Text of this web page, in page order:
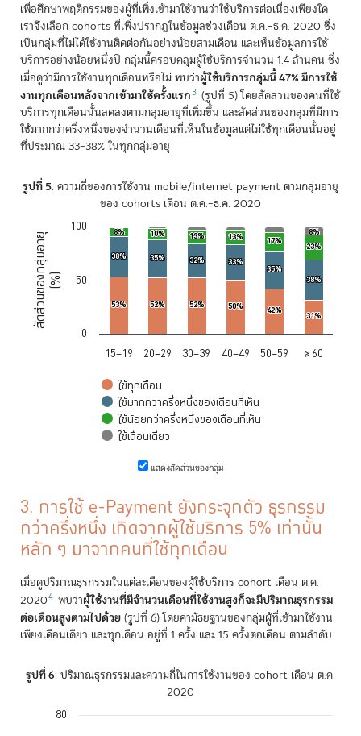
เพื่อศึกษาพฤติกรรมของผู้ที่เพิ่งเข้ามาใช้งานว่าใช้บริการต่อเนื่องเพียงใด
เราจึงเลือก cohorts ที่เพิ่งปรากฏในข้อมูลช่วงเดือน ต.ค.–ธ.ค. 2020 ซึ่ง
เป็นกลุ่มที่ไม่ได้ใช้งานติดต่อกันอย่างน้อยสามเดือน และเห็นข้อมูลการใช้
บริการอย่างน้อยหนึ่งปี กลุ่มนี้ครอบคลุมผู้ใช้บริการจำนวน 1.4 ล้านคน ซึ่ง
เมื่อดูว่ามีการใช้งานทุกเดือนหรือไม่ พบว่าผู้ใช้บริการกลุ่มนี้ 47% มีการใช้
งานทุกเดือนหลังจากเข้ามาใช้ครั้งแรก3 (รูปที่ 5) โดยสัดส่วนของคนที่ใช้
บริการทุกเดือนนั้นลดลงตามกลุ่มอายุที่เพิ่มขึ้น และสัดส่วนของกลุ่มที่มีการ
ใช้มากกว่าครึ่งหนึ่งของจำนวนเดือนที่เห็นในข้อมูลแต่ไม่ใช้ทุกเดือนนั้นอยู่
ที่ประมาณ 33–38% ในทุกกลุ่มอายุ
รูปที่ 5: ความถี่ของการใช้งาน mobile/internet payment ตามกลุ่มอายุ
ของ cohorts เดือน ต.ค.–ธ.ค. 2020
Chart
Bar chart with 4 data series.
The chart has 1 X axis displaying categories.
The chart has 1 Y axis displaying สัดส่วนของกลุ่มอายุ (%). Data
สัดส่วนของกลุ่มอายุ(%)
53%
53% 52%
52% 52%
52% 50%
50% 42%
42% 31%
31%
38%
38% 35%
35% 32%
32% 33%
33%
35%
35%
38%
38%
8%
8% 10%
10% 13%
13% 13%
13% 17%
17% 23%
23%
8%
8%
ใข้ทุกเดือน
ใช้มากกว่าครึ่งหนึ่งของเดือนที่เห็น
ใช้น้อยกว่าครึ่งหนึ่งของเดือนที่เห็น
ใช้เดือนเดียว
15–19 20–29 30–39 40–49 50–59 ≥ 60
0
50
100
End of interactive chart. แสดงสัดส่วนของกลุ่ม
3. การใช้ e-Payment ยังกระจุกตัว ธุรกรรม
กว่าครึ่งหนึ่ง เกิดจากผู้ใช้บริการ 5% เท่านั้น
หลัก ๆ มาจากคนที่ใช้ทุกเดือน
เมื่อดูปริมาณธุรกรรมในแต่ละเดือนของผู้ใช้บริการ cohort เดือน ต.ค.
20204 พบว่าผู้ใช้งานที่มีจำนวนเดือนที่ใช้งานสูงก็จะมีปริมาณธุรกรรม
ต่อเดือนสูงตามไปด้วย(รูปที่ 6) โดยค่ามัธยฐานของกลุ่มผู้ที่เข้ามาใช้งาน
เพียงเดือนเดียว และทุกเดือน อยู่ที่ 1 ครั้ง และ 15 ครั้งต่อเดือน ตามลำดับ
รูปที่ 6: ปริมาณธุรกรรมและความถี่ในการใช้งานของ cohort เดือน ต.ค.
2020
80